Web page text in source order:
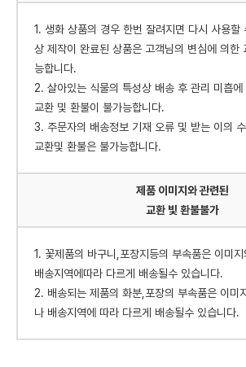
1. 생화 상품의 경우 한번 잘려지면 다시 사용할
상 제작이 완료된 상품은 고객님의 변심에 의한
능합니다.
2. 살아있는 식물의 특성상 배송 후 관리 미흡
교환 및 환불이 불가능합니다.
3. 주문자의 배송정보 기재 오류 및 받는 이의
교환및 환불은 불가능합니다.
제품 이미지와 관련된
교환 빛 환불불가
1. 꽃제품의 바구니,포장지등의 부속품은 이미
배송지역에따라 다르게 배송될수 있습니다.
2. 배송되는 제품의 화분,포장의 부속품은 이미
나 배송지역에 따라 다르게 배송될수 있습니다.